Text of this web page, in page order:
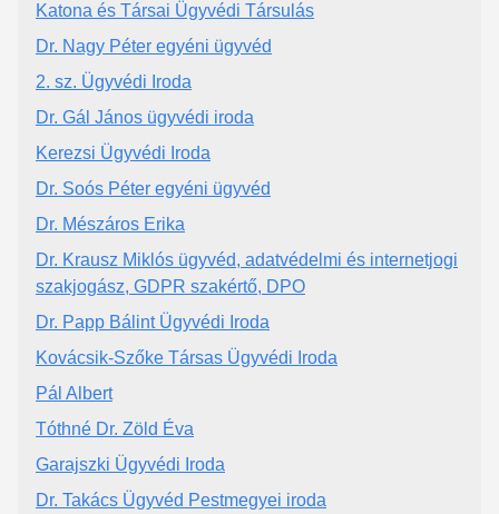
Katona és Társai Ügyvédi Társulás
Dr. Nagy Péter egyéni ügyvéd
2. sz. Ügyvédi Iroda
Dr. Gál János ügyvédi iroda
Kerezsi Ügyvédi Iroda
Dr. Soós Péter egyéni ügyvéd
Dr. Mészáros Erika
Dr. Krausz Miklós ügyvéd, adatvédelmi és internetjogi
szakjogász, GDPR szakértő, DPO
Dr. Papp Bálint Ügyvédi Iroda
Kovácsik-Szőke Társas Ügyvédi Iroda
Pál Albert
Tóthné Dr. Zöld Éva
Garajszki Ügyvédi Iroda
Dr. Takács Ügyvéd Pestmegyei iroda